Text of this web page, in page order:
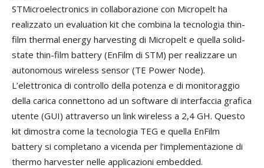
STMicroelectronics in collaborazione con Micropelt ha
realizzato un evaluation kit che combina la tecnologia thin-
film thermal energy harvesting di Micropelt e quella solid-
state thin-film battery (EnFilm di STM) per realizzare un
autonomous wireless sensor (TE Power Node).
L’elettronica di controllo della potenza e di monitoraggio
della carica connettono ad un software di interfaccia grafica
utente (GUI) attraverso un link wireless a 2,4 GH. Questo
kit dimostra come la tecnologia TEG e quella EnFilm
battery si completano a vicenda per l’implementazione di
thermo harvester nelle applicazioni embedded.